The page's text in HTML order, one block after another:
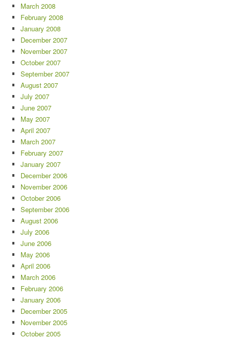
March 2008
February 2008
January 2008
December 2007
November 2007
October 2007
September 2007
August 2007
July 2007
June 2007
May 2007
April 2007
March 2007
February 2007
January 2007
December 2006
November 2006
October 2006
September 2006
August 2006
July 2006
June 2006
May 2006
April 2006
March 2006
February 2006
January 2006
December 2005
November 2005
October 2005